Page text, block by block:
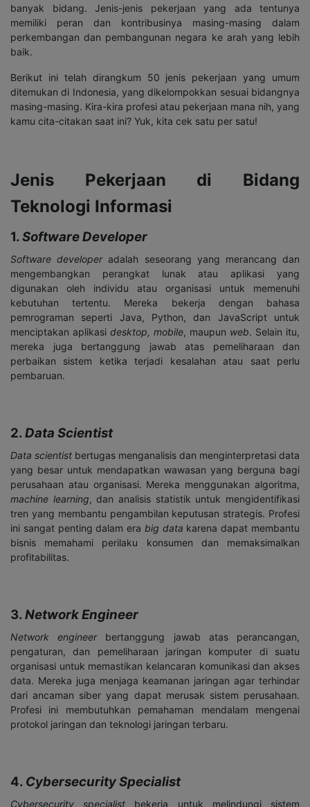
banyak bidang. Jenis-jenis pekerjaan yang ada tentunya
memiliki peran dan kontribusinya masing-masing dalam
perkembangan dan pembangunan negara ke arah yang lebih
baik.
Berikut ini telah dirangkum 50 jenis pekerjaan yang umum
ditemukan di Indonesia, yang dikelompokkan sesuai bidangnya
masing-masing. Kira-kira profesi atau pekerjaan mana nih, yang
kamu cita-citakan saat ini? Yuk, kita cek satu per satu!
Jenis Pekerjaan di Bidang
Teknologi Informasi
1.Software Developer
Software developer adalah seseorang yang merancang dan
mengembangkan perangkat lunak atau aplikasi yang
digunakan oleh individu atau organisasi untuk memenuhi
kebutuhan tertentu. Mereka bekerja dengan bahasa
pemrograman seperti Java, Python, dan JavaScript untuk
menciptakan aplikasi desktop, mobile, maupun web. Selain itu,
mereka juga bertanggung jawab atas pemeliharaan dan
perbaikan sistem ketika terjadi kesalahan atau saat perlu
pembaruan.
2.Data Scientist
Data scientist bertugas menganalisis dan menginterpretasi data
yang besar untuk mendapatkan wawasan yang berguna bagi
perusahaan atau organisasi. Mereka menggunakan algoritma,
machine learning, dan analisis statistik untuk mengidentifikasi
tren yang membantu pengambilan keputusan strategis. Profesi
ini sangat penting dalam era big data karena dapat membantu
bisnis memahami perilaku konsumen dan memaksimalkan
profitabilitas.
3.Network Engineer
Network engineerbertanggung jawab atas perancangan,
pengaturan, dan pemeliharaan jaringan komputer di suatu
organisasi untuk memastikan kelancaran komunikasi dan akses
data. Mereka juga menjaga keamanan jaringan agar terhindar
dari ancaman siber yang dapat merusak sistem perusahaan.
Profesi ini membutuhkan pemahaman mendalam mengenai
protokol jaringan dan teknologi jaringan terbaru.
4. Cybersecurity Specialist
Cybersecurity specialist bekerja untuk melindungi sistem